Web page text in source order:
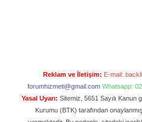
Reklam ve İletişim: E-mail:
forumhizmeti@gmail.com Whatsapp:
Yasal Uyarı: Sitemiz, 5651 Sayılı Kanun
Kurumu (BTK) tarafından